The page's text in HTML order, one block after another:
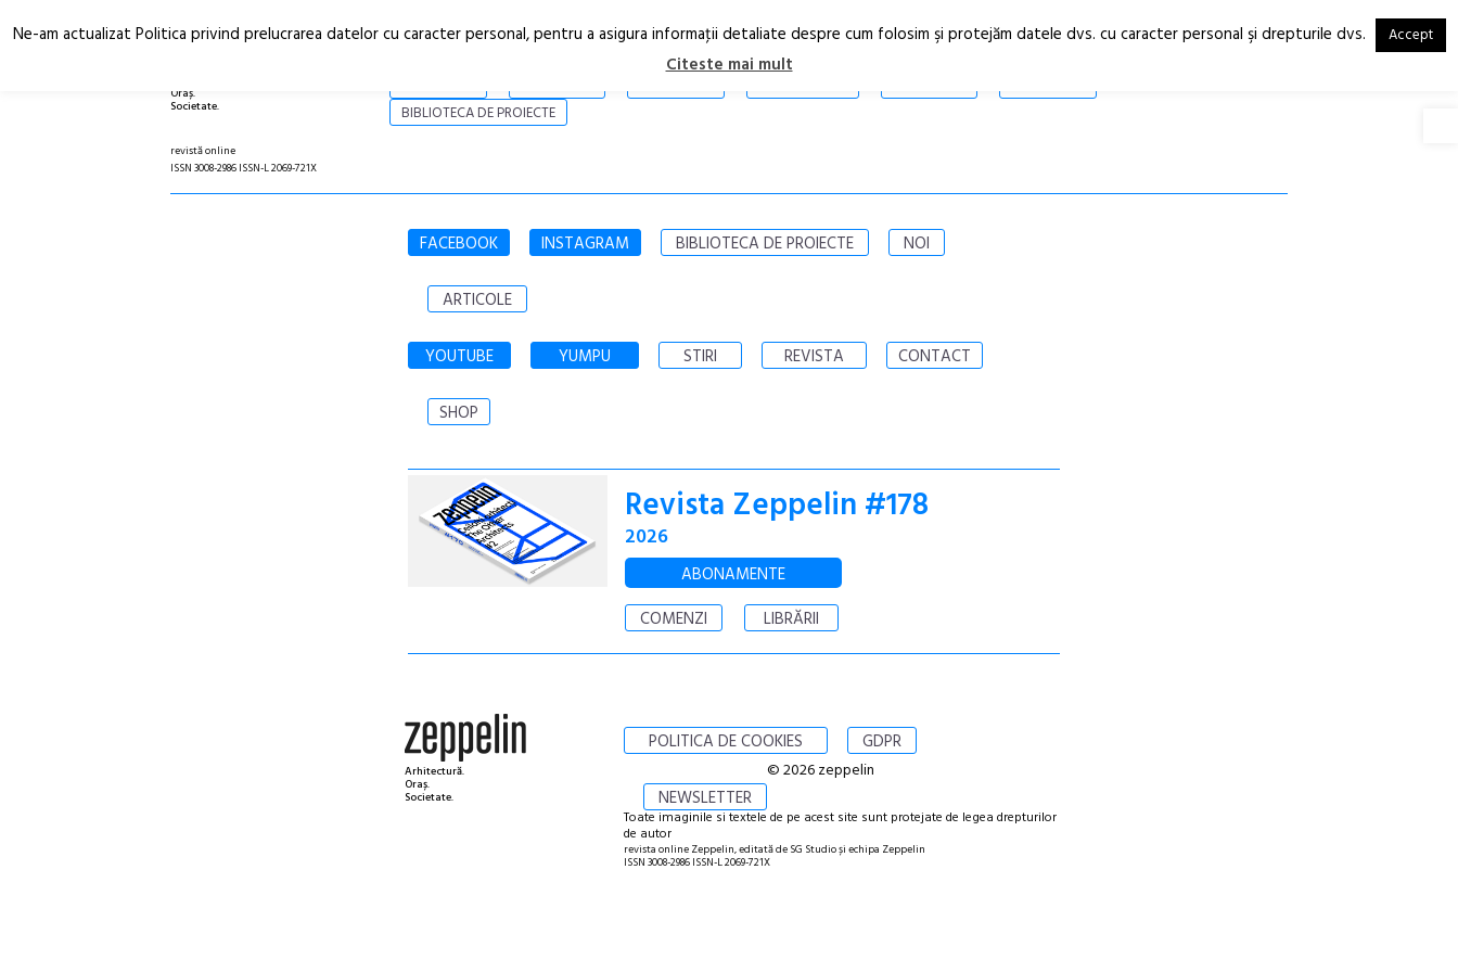
Oraș.
Societate.
RO
EN
BIBLIOTECA DE PROIECTE
revistă online
ISSN 3008-2986 ISSN-L 2069-721X
FACEBOOK INSTAGRAM BIBLIOTECA DE PROIECTE NOI
ARTICOLE
YOUTUBE YUMPU STIRI REVISTA CONTACT
SHOP
Revista Zeppelin #178
2026
ABONAMENTE
COMENZI
LIBRĂRII
Arhitectură.
Oraș.
Societate.
POLITICA DE COOKIES GDPR
NEWSLETTER
© 2026 zeppelin
Toate imaginile si textele de pe acest site sunt protejate de legea drepturilor
de autor
revista online Zeppelin, editată de SG Studio și echipa Zeppelin
ISSN 3008-2986 ISSN-L 2069-721X
Ne-am actualizat Politica privind prelucrarea datelor cu caracter personal, pentru a asigura informaţii detaliate despre cum folosim şi protejăm datele dvs. cu caracter personal şi drepturile dvs. Accept
Citeste mai mult